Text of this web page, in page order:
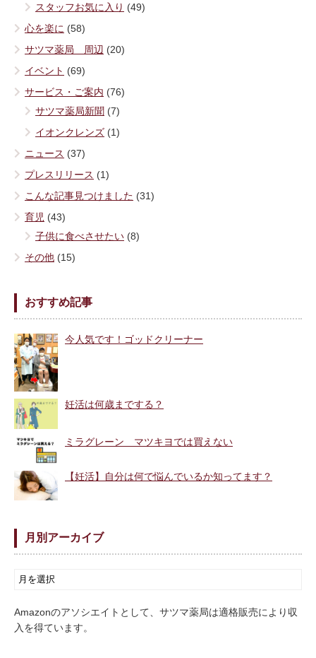
スタッフお気に入り (49)
心を楽に (58)
サツマ薬局 周辺 (20)
イベント (69)
サービス・ご案内 (76)
サツマ薬局新聞 (7)
イオンクレンズ (1)
ニュース (37)
プレスリリース (1)
こんな記事見つけました (31)
育児 (43)
子供に食べさせたい (8)
その他 (15)
おすすめ記事
今人気です！ゴッドクリーナー
妊活は何歳までする？
ミラグレーン マツキヨでは買えない
【妊活】自分は何で悩んでいるか知ってます？
月別アーカイブ
Amazonのアソシエイトとして、サツマ薬局は適格販売により収
入を得ています。